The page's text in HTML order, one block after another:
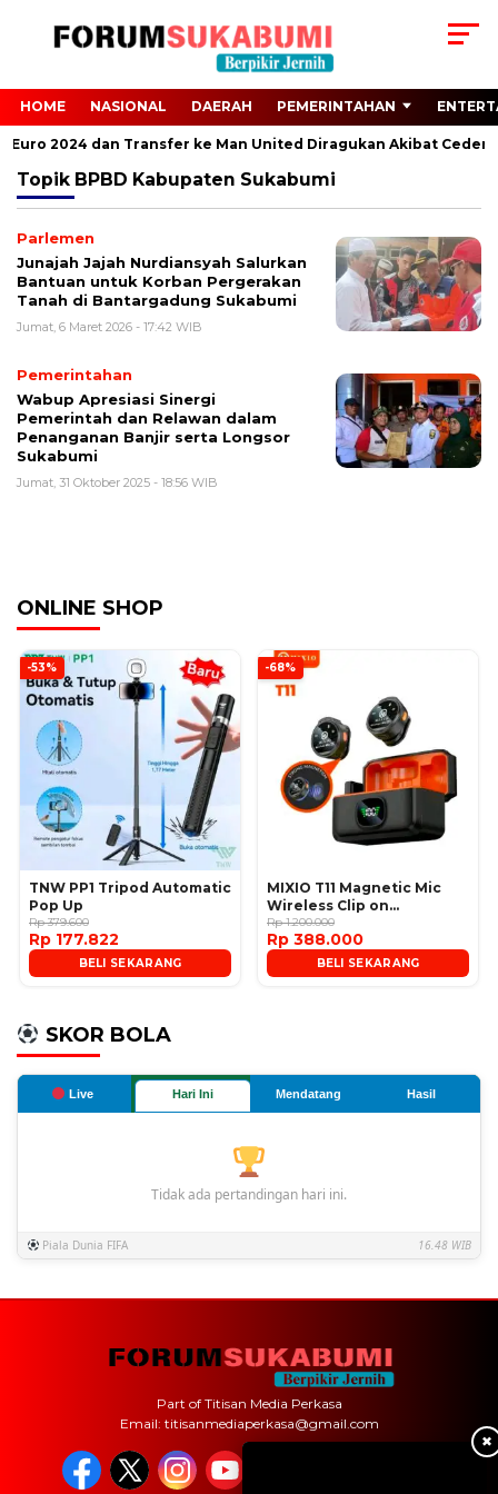
HOME NASIONAL DAERAH PEMERINTAHAN
2024 dan Transfer ke Man United Diragukan Akibat Cedera
Topik BPBD Kabupaten Sukabumi
Parlemen
Junajah Jajah Nurdiansyah Salurkan
Bantuan untuk Korban Pergerakan
Tanah di Bantargadung Sukabumi
Jumat, 6 Maret 2026 - 17:42 WIB
Pemerintahan
Wabup Apresiasi Sinergi
Pemerintah dan Relawan dalam
Penanganan Banjir serta Longsor
Sukabumi
Jumat, 31 Oktober 2025 - 18:56 WIB
ONLINE SHOP
-53%
TNW PP1 Tripod Automatic
Pop Up
Rp 379.600
Rp 177.822
BELI SEKARANG
-68%
MIXIO T11 Magnetic Mic
Wireless Clip on
Microphone
Rp 1.200.000
Rp 388.000
BELI SEKARANG
SKOR BOLA
Live Hari Ini Mendatang Hasil
Tidak ada pertandingan hari ini.
Piala Dunia FIFA 16.48 WIB
✖
Part of Titisan Media Perkasa
Email: titisanmediaperkasa@gmail.com